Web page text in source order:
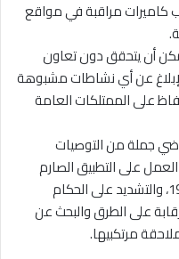
كاميرات مراقبة في مواقع
أن يتحقق دون تعاون
عن أي نشاطات مشبوهة
على الممتلكات العامة
جملة من التوصيات
على التطبيق الصارم
لأحكام قانون الطرق رقم (24) لسنة 1986، والتشديد على الحكام
على الطرق والبحث عن
مرتكبيها.